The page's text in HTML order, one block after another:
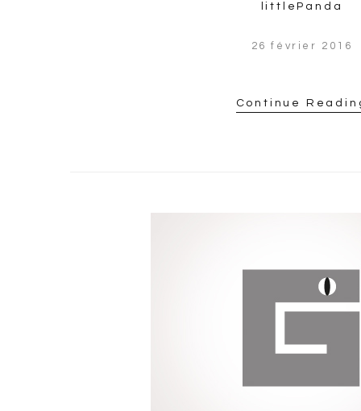
littlePanda
26 février 2016
Continue